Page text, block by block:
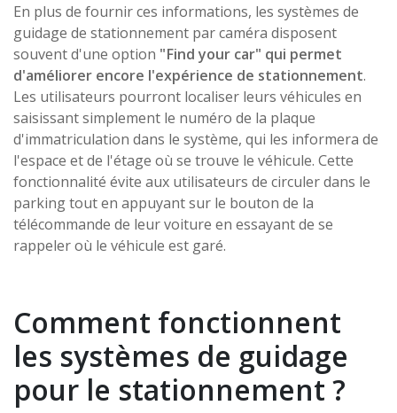
En plus de fournir ces informations, les systèmes de
guidage de stationnement par caméra disposent
souvent d'une option "Find your car" qui permet
d'améliorer encore l'expérience de stationnement.
Les utilisateurs pourront localiser leurs véhicules en
saisissant simplement le numéro de la plaque
d'immatriculation dans le système, qui les informera de
l'espace et de l'étage où se trouve le véhicule. Cette
fonctionnalité évite aux utilisateurs de circuler dans le
parking tout en appuyant sur le bouton de la
télécommande de leur voiture en essayant de se
rappeler où le véhicule est garé.
Comment fonctionnent
les systèmes de guidage
pour le stationnement ?